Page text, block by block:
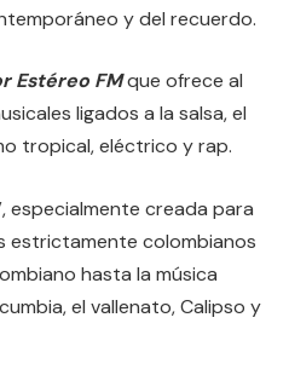
y del recuerdo.
Estéreo FMque ofrece al
ligados a la salsa, el
tropical, eléctrico y rap.
especialmente creada para
estrictamente colombianos
hasta la música
el vallenato, Calipso y